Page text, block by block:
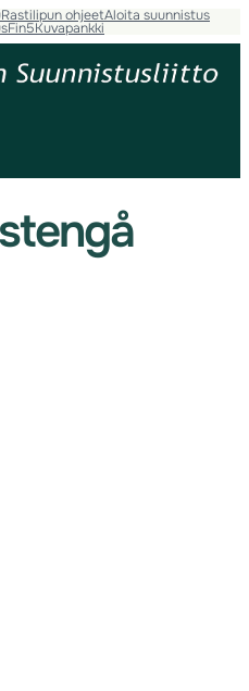
Rastilipun ohjeetAloita suunnistus
Fin5Kuvapankki